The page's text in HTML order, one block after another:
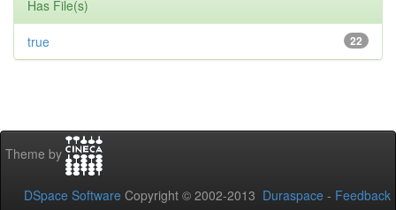
Has File(s)
22
true
Theme by
DSpace Software Copyright © 2002-2013 Duraspace - Feedback